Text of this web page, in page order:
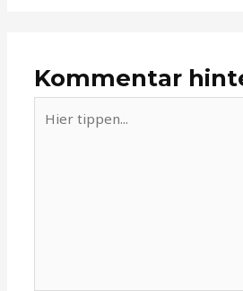
Kommentar
tippen...